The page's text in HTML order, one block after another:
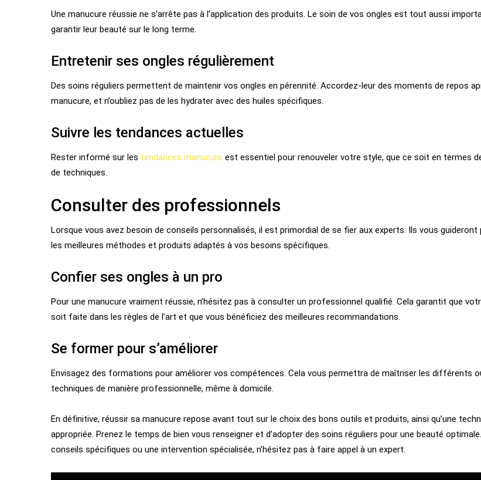
Une manucure réussie ne s’arrête pas à l’application des produits. Le soin de vos ongles est tout aussi
garantir leur beauté sur le long terme.
Entretenir ses ongles régulièrement
Des soins réguliers permettent de maintenir vos ongles en pérennité. Accordez-leur des moments de repos
manucure, et n’oubliez pas de les hydrater avec des huiles spécifiques.
Suivre les tendances actuelles
Rester informé sur les tendances manucure est essentiel pour renouveler votre style, que ce soit en termes
de techniques.
Consulter des professionnels
Lorsque vous avez besoin de conseils personnalisés, il est primordial de se fier aux experts. Ils vous guideront
les meilleures méthodes et produits adaptés à vos besoins spécifiques.
Confier ses ongles à un pro
Pour une manucure vraiment réussie, n’hésitez pas à consulter un professionnel qualifié. Cela garantit que
soit faite dans les règles de l’art et que vous bénéficiez des meilleures recommandations.
Se former pour s’améliorer
Envisagez des formations pour améliorer vos compétences. Cela vous permettra de maîtriser les différents
techniques de manière professionnelle, même à domicile.
En définitive, réussir sa manucure repose avant tout sur le choix des bons outils et produits, ainsi qu’une
appropriée. Prenez le temps de bien vous renseigner et d’adopter des soins réguliers pour une beauté
conseils spécifiques ou une intervention spécialisée, n’hésitez pas à faire appel à un expert.